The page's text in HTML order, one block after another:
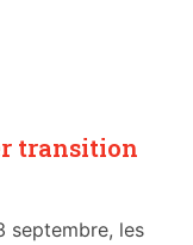
transition
septembre, les